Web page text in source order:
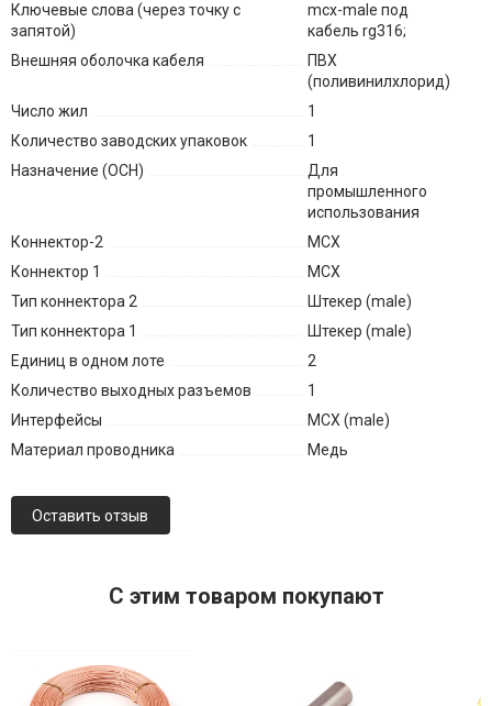
Ключевые слова (через точку с
запятой)
mcx-male под
кабель rg316;
Внешняя оболочка кабеля
ПВХ
(поливинилхлорид)
Число жил
1
Количество заводских упаковок
1
Назначение (ОСН)
Для
промышленного
использования
Коннектор-2
MCX
Коннектор 1
MCX
Тип коннектора 2
Штекер (male)
Тип коннектора 1
Штекер (male)
Единиц в одном лоте
2
Количество выходных разъемов
1
Интерфейсы
MCX (male)
Материал проводника
Медь
Оставить отзыв
C этим товаром покупают